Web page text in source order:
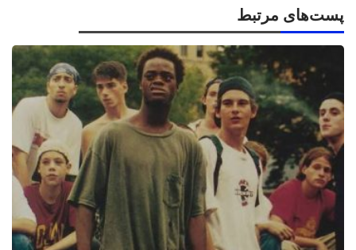
پست‌های مرتبط